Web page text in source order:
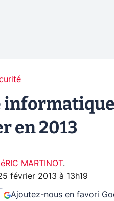
en 2013
MARTINOT.
février 2013 à 13h19
Ajoutez-nous en favori